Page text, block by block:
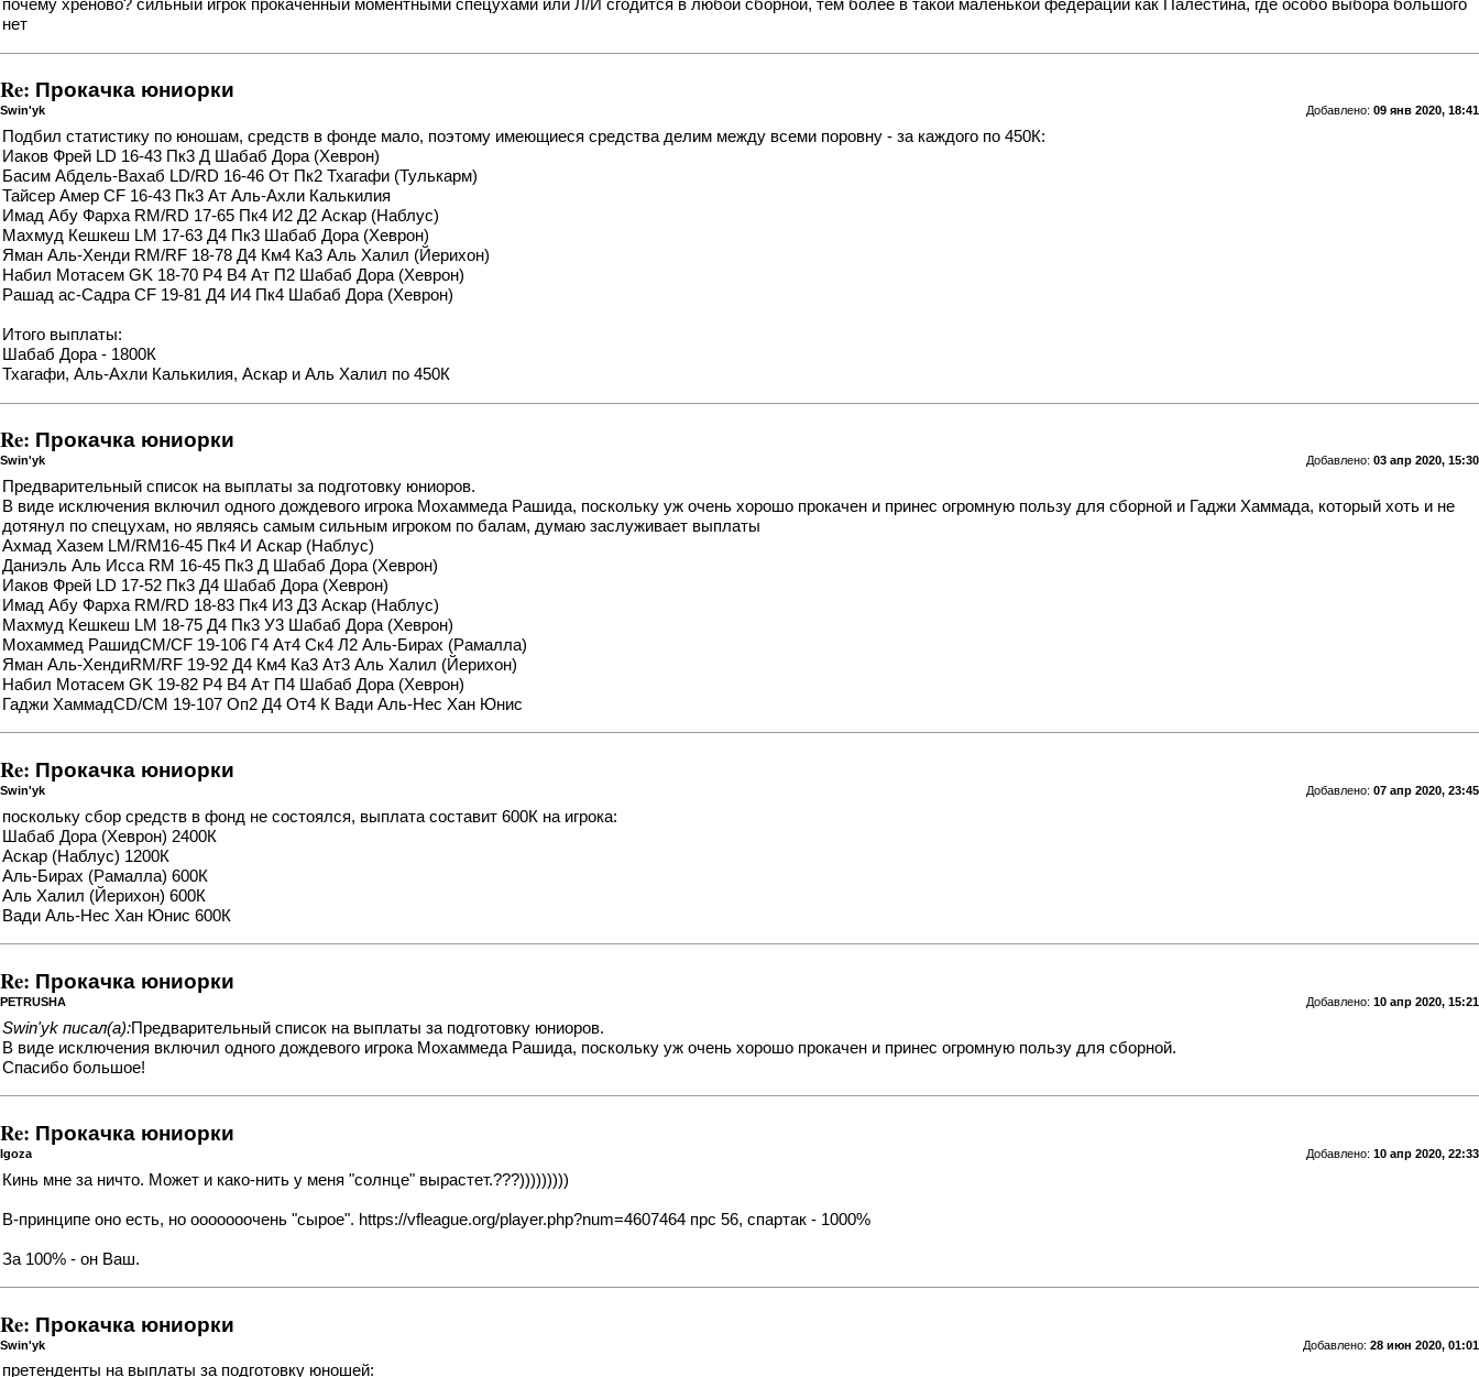
почему хреново? сильный игрок прокаченный моментными спецухами или Л/И сгодится в любой сборной, тем более в такой маленькой федерации как Палестина, где особо выбора большого
нет
Re: Прокачка юниорки
Добавлено: 09 янв 2020, 18:41
Swin'yk
Подбил статистику по юношам, средств в фонде мало, поэтому имеющиеся средства делим между всеми поровну - за каждого по 450К:
Иаков Фрей LD 16-43 Пк3 Д Шабаб Дора (Хеврон)
Басим Абдель-Вахаб LD/RD 16-46 От Пк2 Тхагафи (Тулькарм)
Тайсер Амер CF 16-43 Пк3 Ат Аль-Ахли Калькилия
Имад Абу Фарха RM/RD 17-65 Пк4 И2 Д2 Аскар (Наблус)
Махмуд Кешкеш LM 17-63 Д4 Пк3 Шабаб Дора (Хеврон)
Яман Аль-Хенди RM/RF 18-78 Д4 Км4 Ка3 Аль Халил (Йерихон)
Набил Мотасем GK 18-70 Р4 В4 Ат П2 Шабаб Дора (Хеврон)
Рашад ас-Садра CF 19-81 Д4 И4 Пк4 Шабаб Дора (Хеврон)
Итого выплаты:
Шабаб Дора - 1800К
Тхагафи, Аль-Ахли Калькилия, Аскар и Аль Халил по 450К
Re: Прокачка юниорки
Добавлено: 03 апр 2020, 15:30
Swin'yk
Предварительный список на выплаты за подготовку юниоров.
В виде исключения включил одного дождевого игрока Мохаммеда Рашида, поскольку уж очень хорошо прокачен и принес огромную пользу для сборной и Гаджи Хаммада, который хоть и не
дотянул по спецухам, но являясь самым сильным игроком по балам, думаю заслуживает выплаты
Ахмад Хазем LM/RM16-45 Пк4 И Аскар (Наблус)
Даниэль Аль Исса RM 16-45 Пк3 Д Шабаб Дора (Хеврон)
Иаков Фрей LD 17-52 Пк3 Д4 Шабаб Дора (Хеврон)
Имад Абу Фарха RM/RD 18-83 Пк4 И3 Д3 Аскар (Наблус)
Махмуд Кешкеш LM 18-75 Д4 Пк3 У3 Шабаб Дора (Хеврон)
Мохаммед РашидCM/CF 19-106 Г4 Ат4 Ск4 Л2 Аль-Бирах (Рамалла)
Яман Аль-ХендиRM/RF 19-92 Д4 Км4 Ка3 Ат3 Аль Халил (Йерихон)
Набил Мотасем GK 19-82 Р4 В4 Ат П4 Шабаб Дора (Хеврон)
Гаджи ХаммадCD/CM 19-107 Оп2 Д4 От4 К Вади Аль-Нес Хан Юнис
Re: Прокачка юниорки
Добавлено: 07 апр 2020, 23:45
Swin'yk
поскольку сбор средств в фонд не состоялся, выплата составит 600К на игрока:
Шабаб Дора (Хеврон) 2400К
Аскар (Наблус) 1200К
Аль-Бирах (Рамалла) 600К
Аль Халил (Йерихон) 600К
Вади Аль-Нес Хан Юнис 600К
Re: Прокачка юниорки
Добавлено: 10 апр 2020, 15:21
PETRUSHA
Swin'yk писал(а):Предварительный список на выплаты за подготовку юниоров.
В виде исключения включил одного дождевого игрока Мохаммеда Рашида, поскольку уж очень хорошо прокачен и принес огромную пользу для сборной.
Спасибо большое!
Re: Прокачка юниорки
Добавлено: 10 апр 2020, 22:33
Igoza
Кинь мне за ничто. Может и како-нить у меня "солнце" вырастет.???)))))))))
В-принципе оно есть, но ооооооочень "сырое". https://vfleague.org/player.php?num=4607464 прс 56, спартак - 1000%
За 100% - он Ваш.
Re: Прокачка юниорки
Добавлено: 28 июн 2020, 01:01
Swin'yk
претенденты на выплаты за подготовку юношей: